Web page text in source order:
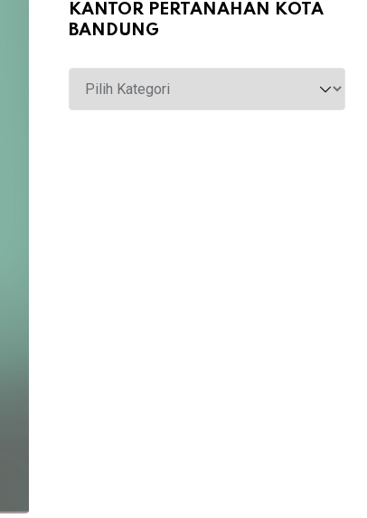
KANTOR PERTANAHAN KOTA
BANDUNG
Selamat
&